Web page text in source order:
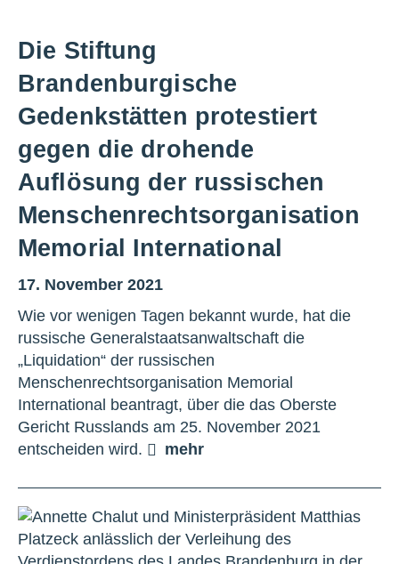
Die Stiftung
Brandenburgische
Gedenkstätten protestiert
gegen die drohende
Auflösung der russischen
Menschenrechtsorganisation
Memorial International
17. November 2021
Wie vor wenigen Tagen bekannt wurde, hat die
russische Generalstaatsanwaltschaft die
„Liquidation“ der russischen
Menschenrechtsorganisation Memorial
International beantragt, über die das Oberste
Gericht Russlands am 25. November 2021
entscheiden wird.
mehr